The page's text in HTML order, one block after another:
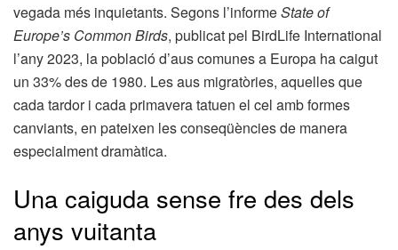
vegada més inquietants. Segons l’informeState of
Europe’s Common Birds, publicat pel BirdLife International
l’any 2023, la població d’aus comunes a Europa ha caigut
un 33% des de 1980. Les aus migratòries, aquelles que
cada tardor i cada primavera tatuen el cel amb formes
canviants, en pateixen les conseqüències de manera
especialment dramàtica.
Una caiguda sense fre des dels
anys vuitanta